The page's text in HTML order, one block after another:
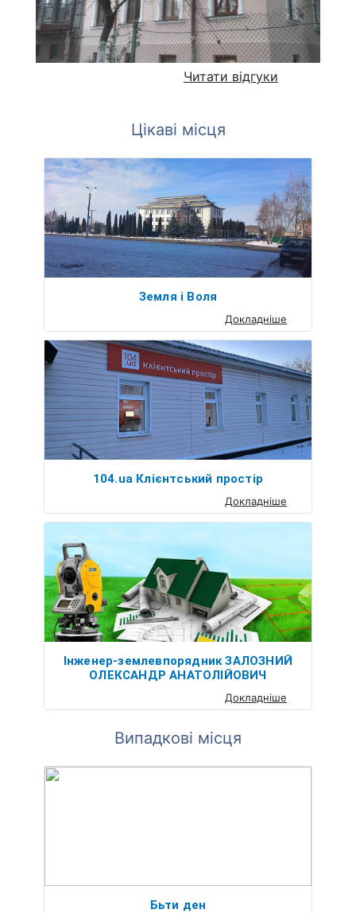
Читати відгуки
Цікаві місця
Земля і Воля
Докладніше
104.ua Клієнтський простір
Докладніше
Інженер-землевпорядник ЗАЛОЗНИЙ
ОЛЕКСАНДР АНАТОЛІЙОВИЧ
Докладніше
Випадкові місця
Бьти ден